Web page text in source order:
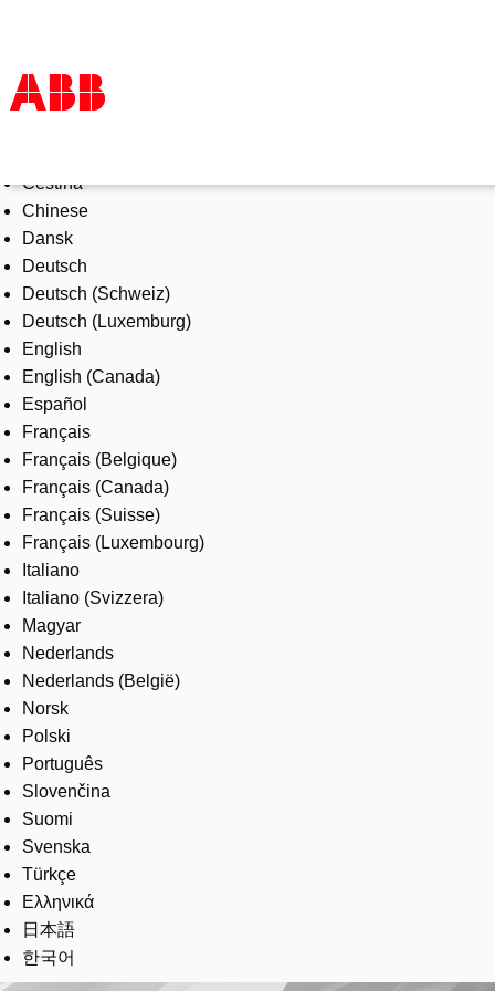
Products & Solutions
Industries
Services
About us
Where to buy
Contact us
Careers
Čeština
Chinese
Dansk
Deutsch
Deutsch (Schweiz)
Deutsch (Luxemburg)
English
English (Canada)
Español
Français
Français (Belgique)
Français (Canada)
Français (Suisse)
Français (Luxembourg)
Italiano
Italiano (Svizzera)
Magyar
Nederlands
Nederlands (België)
Norsk
Polski
Português
Slovenčina
Suomi
Svenska
Türkçe
Ελληνικά
日本語
한국어